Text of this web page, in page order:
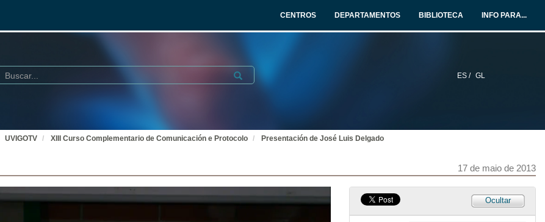
CENTROS DEPARTAMENTOS BIBLIOTECA INFO PARA...
ES / GL
Submit
UVIGOTV XIII Curso Complementario de Comunicación e Protocolo Presentación de José Luis Delgado
17 de maio de 2013
Ocultar
Intervención de Martha González Peláez
17 de maio de 2013
Presentación de Anna Amorós Pons